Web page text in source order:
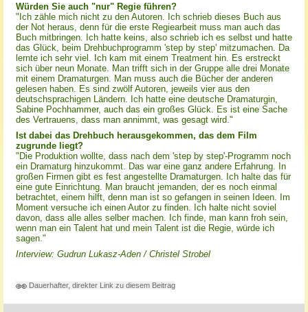
Würden Sie auch "nur" Regie führen?
"Ich zähle mich nicht zu den Autoren. Ich schrieb dieses Buch aus
der Not heraus, denn für die erste Regiearbeit muss man auch das
Buch mitbringen. Ich hatte keins, also schrieb ich es selbst und hatte
das Glück, beim Drehbuchprogramm 'step by step' mitzumachen. Da
lernte ich sehr viel. Ich kam mit einem Treatment hin. Es erstreckt
sich über neun Monate. Man trifft sich in der Gruppe alle drei Monate
mit einem Dramaturgen. Man muss auch die Bücher der anderen
gelesen haben. Es sind zwölf Autoren, jeweils vier aus den
deutschsprachigen Ländern. Ich hatte eine deutsche Dramaturgin,
Sabine Pochhammer, auch das ein großes Glück. Es ist eine Sache
des Vertrauens, dass man annimmt, was gesagt wird."
Ist dabei das Drehbuch herausgekommen, das dem Film
zugrunde liegt?
"Die Produktion wollte, dass nach dem 'step by step'-Programm noch
ein Dramaturg hinzukommt. Das war eine ganz andere Erfahrung. In
großen Firmen gibt es fest angestellte Dramaturgen. Ich halte das für
eine gute Einrichtung. Man braucht jemanden, der es noch einmal
betrachtet, einem hilft, denn man ist so gefangen in seinen Ideen. Im
Moment versuche ich einen Autor zu finden. Ich halte nicht soviel
davon, dass alle alles selber machen. Ich finde, man kann froh sein,
wenn man ein Talent hat und mein Talent ist die Regie, würde ich
sagen."
Interview: Gudrun Lukasz-Aden / Christel Strobel
Dauerhafter, direkter Link zu diesem Beitrag